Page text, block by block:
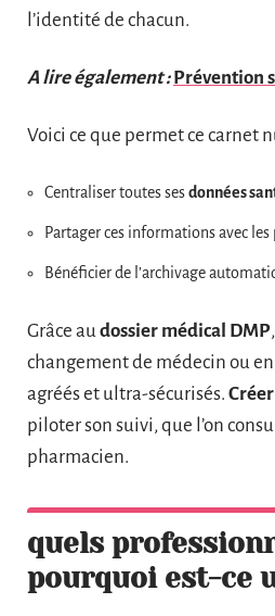
l’identité de chacun.
A lire également : Prévention
Voici ce que permet ce
Centraliser toutes sesdonnées
Partager ces informations avec
Bénéficier de l’archivage
Grâce au dossier médical DMP
changement de médecin ou
agréés et ultra-sécurisés.
piloter son suivi, que l’on
pharmacien.
quels
pourquoi est-ce